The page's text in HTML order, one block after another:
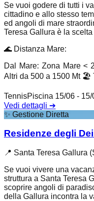
Se vuoi godere di tutti i
cittadino e allo stesso
ed angoli di mare
Teresa Gallura è la
🌊 Distanza Mare:
Dal Mare: Zona Mare <
Altri da 500 a 1500 Mt 🏖️
TennisPiscina 15/06 - 15/
Vedi dettagli ➔
✨ Gestione Diretta
Residenze degli
📍 Santa Teresa Gallura
Se vuoi vivere una
struttura a Santa Teresa
scoprire angoli di
della Gallura incontra la